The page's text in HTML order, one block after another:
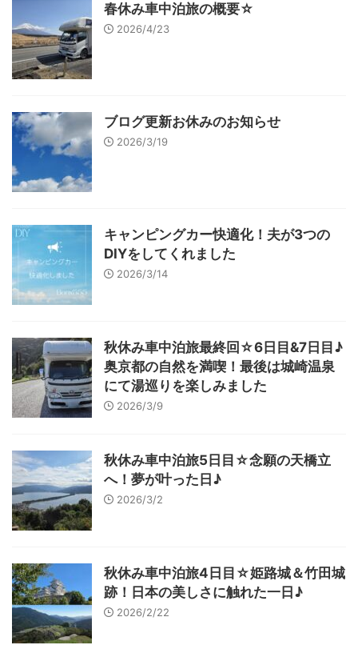
春休み車中泊旅の概要☆
2026/4/23
ブログ更新お休みのお知らせ
2026/3/19
キャンピングカー快適化！夫が3つの
DIYをしてくれました
2026/3/14
秋休み車中泊旅最終回☆6日目&7日目♪
奥京都の自然を満喫！最後は城崎温泉
にて湯巡りを楽しみました
2026/3/9
秋休み車中泊旅5日目☆念願の天橋立
へ！夢が叶った日♪
2026/3/2
秋休み車中泊旅4日目☆姫路城＆竹田城
跡！日本の美しさに触れた一日♪
2026/2/22